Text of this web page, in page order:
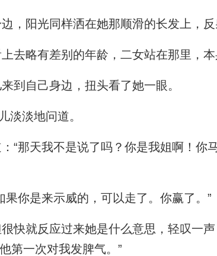
，阳光同样洒在她那顺滑的长发上，反
去略有差别的年龄，二女站在那里，本
到自己身边，扭头看了她一眼。
淡淡地问道。
“那天我不是说了吗？你是我姐啊！你
你是来示威的，可以走了。你赢了。”
快就反应过来她是什么意思，轻叹一声
第一次对我发脾气。”